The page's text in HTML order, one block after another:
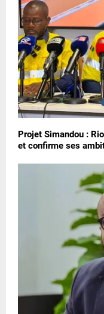
Projet Simandou :
et confirme ses